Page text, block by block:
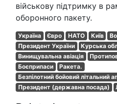
військову підтримку в
оборонного пакету.
Україна Євро НАТО Київ
Президент України
Курська
Винищувальна авіація
Боєприпаси
Ракета.
Безпілотний бойовий літальний
Президент (державна посада)